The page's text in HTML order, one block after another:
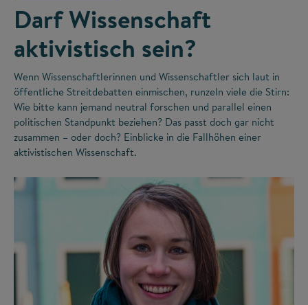
Darf Wissenschaft
aktivistisch sein?
Wenn Wissenschaftlerinnen und Wissenschaftler sich laut in
öffentliche Streitdebatten einmischen, runzeln viele die Stirn:
Wie bitte kann jemand neutral forschen und parallel einen
politischen Standpunkt beziehen? Das passt doch gar nicht
zusammen – oder doch? Einblicke in die Fallhöhen einer
aktivistischen Wissenschaft.